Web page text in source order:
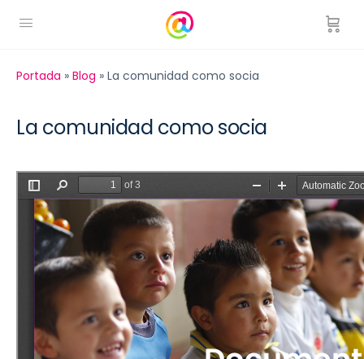
Portada » Blog » La comunidad como socia
La comunidad como socia